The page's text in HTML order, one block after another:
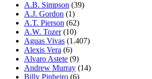
A.B. Simpson (39)
A.J. Gordon (1)
A.T. Pierson (62)
A.W. Tozer(10)
Aguas Vivas (1.407)
Alexis Vera (6)
Alvaro Astete (9)
Andrew Murray (14)
Billy Pinheiro (6)